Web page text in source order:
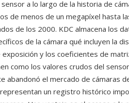
a lo largo de la historia de
de menos de un megapíxel hasta
de los 2000. KDC almacena los
de la cámara qué incluyen la
y los coeficientes de
como los valores crudos del
abandonó el mercado de cámaras
un registro histórico